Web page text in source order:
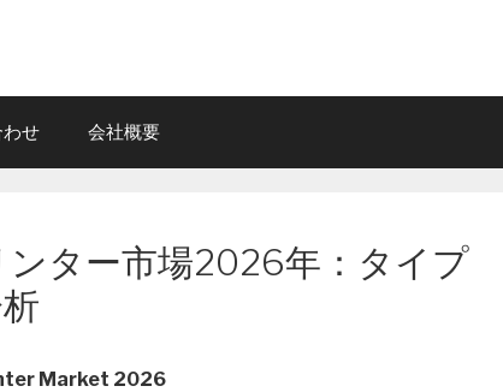
せ 会社概要
ター市場2026年：タイプ
Market 2026